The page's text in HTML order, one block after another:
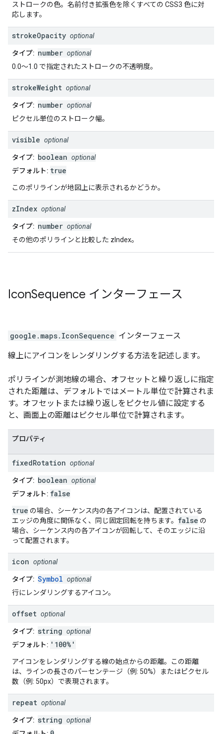
ストロークの色。名前付き拡張色を除くすべての CSS3 色に対
応します。
strokeOpacity optional
タイプ: number optional
0.0～1.0 で指定されたストロークの不透明度。
strokeWeight optional
タイプ: number optional
ピクセル単位のストローク幅。
visible optional
タイプ: boolean optional
デフォルト: true
このポリラインが地図上に表示されるかどうか。
zIndex optional
タイプ: number optional
その他のポリラインと比較した zIndex。
IconSequence インターフェース
google.maps. IconSequence インターフェース
線上にアイコンをレンダリングする方法を記述します。
ポリラインが測地線の場合、オフセットと繰り返しに指定
された距離は、デフォルトではメートル単位で計算されま
す。オフセットまたは繰り返しをピクセル値に設定する
と、画面上の距離はピクセル単位で計算されます。
プロパティ
fixedRotation optional
タイプ: boolean optional
デフォルト: false
true の場合、シーケンス内の各アイコンは、配置されている
エッジの角度に関係なく、同じ固定回転を持ちます。 false の
場合、シーケンス内の各アイコンが回転して、そのエッジに沿
って配置されます。
icon optional
タイプ: Symbol optional
行にレンダリングするアイコン。
offset optional
タイプ: string optional
デフォルト: '100%'
アイコンをレンダリングする線の始点からの距離。この距離
は、ラインの長さのパーセンテージ（例: 50%）またはピクセル
数（例: 50px）で表現されます。
repeat optional
タイプ: string optional